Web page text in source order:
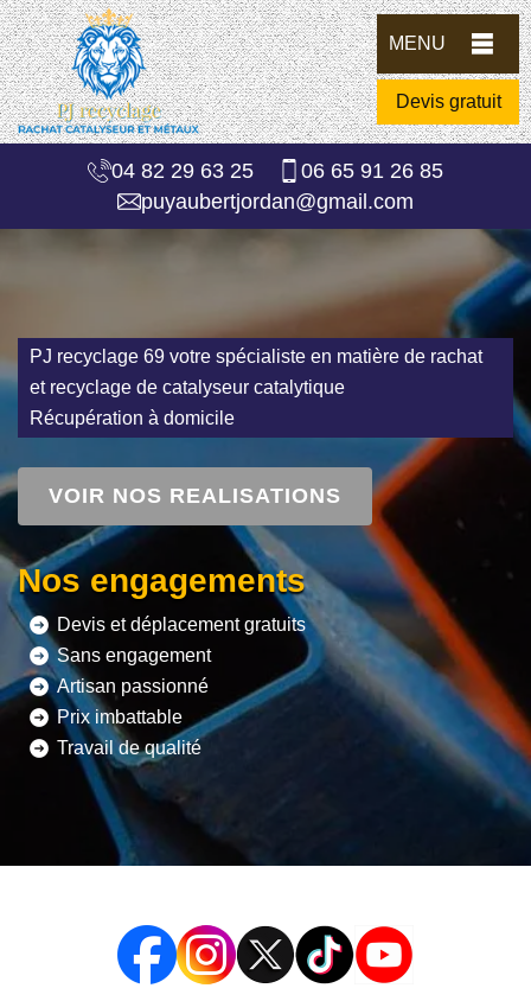
MENU
Devis gratuit
04 82 29 63 25
06 65 91 26 85
puyaubertjordan@gmail.com
PJ recyclage 69 votre spécialiste en matière de rachat
et recyclage de catalyseur catalytique
Récupération à domicile
VOIR NOS REALISATIONS
Nos engagements
Devis et déplacement gratuits
Sans engagement
Artisan passionné
Prix imbattable
Travail de qualité